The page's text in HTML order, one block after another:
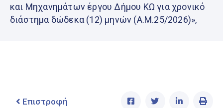
Ελληνικά
|English
και Μηχανημάτων έργου Δήμου ΚΩ για χρονικό
διάστημα δώδεκα (12) μηνών (Α.Μ.25/2026)»,
Επιστροφή